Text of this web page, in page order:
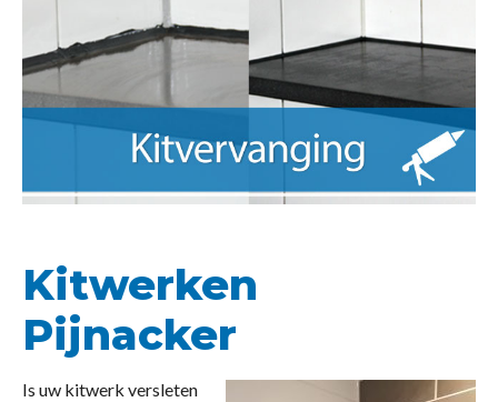
Kitwerken
Pijnacker
Is uw kitwerk versleten